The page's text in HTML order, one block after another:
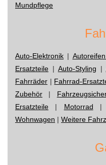
Mundpflege
Auto-Elektronik |
Ersatzteile | Auto-Styling |
Fahrräder | Fahrrad-
Zubehör |
Ersatzteile | Motorrad |
Wohnwagen | Weitere